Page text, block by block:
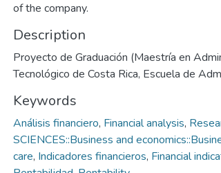
of the company.
Description
Proyecto de Graduación (Maestría en
Tecnológico de Costa Rica, Escuela de
Keywords
Análisis financiero, Financial analysis,
SCIENCES::Business and
care, Indicadores financieros, Financial